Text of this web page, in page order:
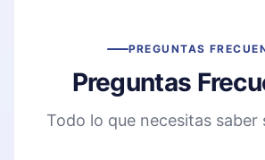
PREGUNTAS
Preguntas
Todo lo que necesitas saber